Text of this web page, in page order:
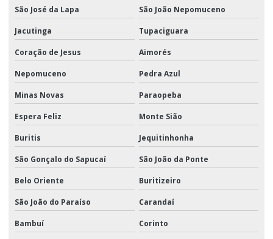
São José da Lapa São João Nepomuceno
Jacutinga Tupaciguara
Coração de Jesus Aimorés
Nepomuceno Pedra Azul
Minas Novas Paraopeba
Espera Feliz Monte Sião
Buritis Jequitinhonha
São Gonçalo do Sapucaí São João da Ponte
Belo Oriente Buritizeiro
São João do Paraíso Carandaí
Bambuí Corinto